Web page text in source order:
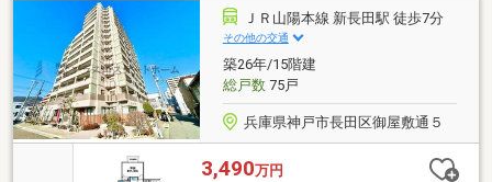
替え、全居室建具・収納建具交換などされておりま
す！令和8年3月：全室クロス張替え、ガスコンロ・水
栓カラン・給湯器交換、ハウスクリーニングなどされ
ております♪ぜひお問い合わせくださいませ！
ＪＲ山陽本線 新長田駅 徒歩7分
その他の交通
築26年/15階建
総戸数75戸
兵庫県神戸市長田区御屋敷通５
3,490万円